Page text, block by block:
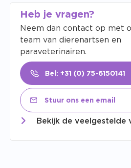
Heb je vragen?
Neem dan contact op met
team van dierenartsen en
paraveterinairen.
Bel: +31 (0) 75-6150141
Stuur ons een email
Bekijk de veelgestelde